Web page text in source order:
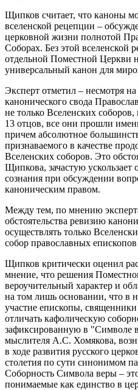
Щипков считает, что каноны
вселенской рецепции –
церковной жизни полнотой
Соборах. Без этой вселенской
отдельной Поместной Церкви
универсальный канон для
Эксперт отметил – несмотря на
канонического свода
не только Вселенских
13 отцов, все они прошли
причем абсолютное
признаваемого в качестве
Вселенских соборов. Это
Щипкова, зачастую ускользает
сознания при обсуждении
каноническим правом.
Между тем, по мнению
обстоятельства ревизию
осуществлять только
собор православных
Щипков критически оценил
мнение, что решения
вероучительный характер и
на том лишь основании, что в
участие епископы,
отличать кафолическую
зафиксированную в "Символе
мыслителя А.С. Хомякова,
в ходе развития русского
столетия по сути синонимом
Соборность Символа веры –
понимаемые как единство в